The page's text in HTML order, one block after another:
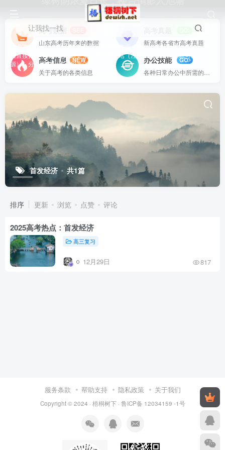
让我找一找
站内资源基本上都是一线教学实际使用的资源，配有WORD版本，可以下载
后直接打印使用。也欢迎更多老师加盟网站（注册登录成为用户就可以发布资
源），分享更好、更多的教学资源。
高考数据
山东高考历年来的数据
新高考各省市高考真题
高考信息
NEW
关于高考的各类信息
办公技能
GO
首发经济 共1篇
排序 更新 浏览 点赞 评论
2025高考热点：首发经济
高三复习
12月29日 817
服务条款 帮助支持 隐私政策 关于我们
Copyright © 2024 · 梧桐树下· 鲁ICP备 12034159 -1号